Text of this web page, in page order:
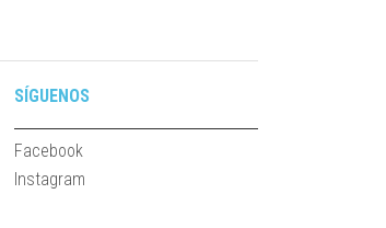
SÍGUENOS
Facebook
Instagram